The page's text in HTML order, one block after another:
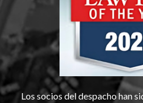
Los socios del despacho han